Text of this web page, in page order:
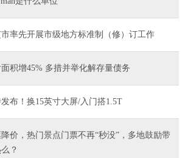
市率先开展市级地方标准制（修）订工作
积增45% 多措并举化解存量债务
布！换15英寸大屏/入门搭1.5T
价，热门景点门票不再“秒没”，多地鼓励带
？